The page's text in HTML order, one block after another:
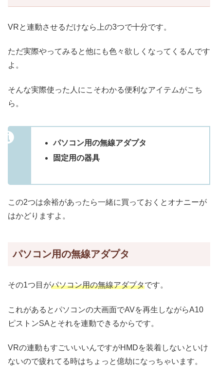
VRと連動させるだけなら上の3つで十分です。
ただ実際やってみると他にも色々欲しくなってくるんです
よ。
そんな実際使った人にこそわかる便利なアイテムがこち
ら。
パソコン用の無線アダプタ
固定用の器具
この2つは余裕があったら一緒に買っておくとオナニーが
はかどりますよ。
パソコン用の無線アダプタ
その1つ目がパソコン用の無線アダプタです。
これがあるとパソコンの大画面でAVを再生しながらA10
ピストンSAとそれを連動できるからです。
VRの連動もすごいいいんですがHMDを装着しないといけ
ないので疲れてる時はちょっと億劫になっちゃいます。